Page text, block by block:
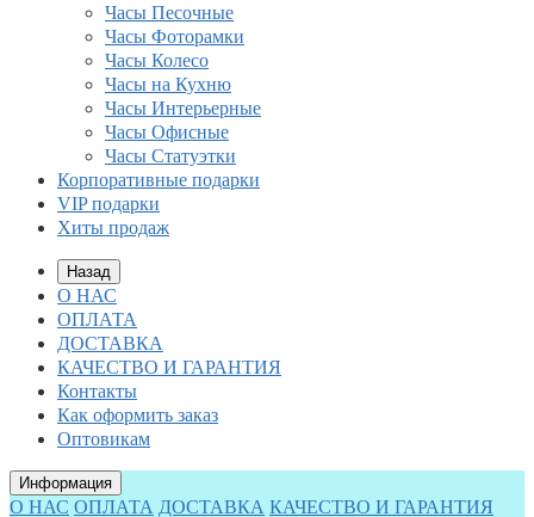
Часы Песочные
Часы Фоторамки
Часы Колесо
Часы на Кухню
Часы Интерьерные
Часы Офисные
Часы Статуэтки
Корпоративные подарки
VIP подарки
Хиты продаж
Назад
О НАС
ОПЛАТА
ДОСТАВКА
КАЧЕСТВО И ГАРАНТИЯ
Контакты
Как оформить заказ
Оптовикам
Информация
О НАС ОПЛАТА ДОСТАВКА КАЧЕСТВО И ГАРАНТИЯ